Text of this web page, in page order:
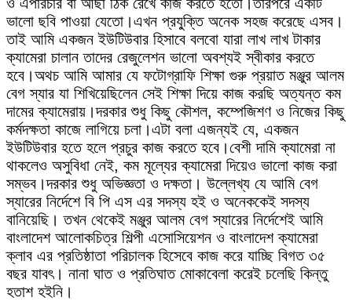
ভালো ছবি পাওয়া যেতো।এখন প্রযু্ক্তি অনেক সহজ করেছে এসব।
তাই আমি একজন ইউটিউবার হিসাবে বলবো যারা লাখ লাখ টাকার
ক্যামেরা চালান তাদের রেজুলেশন ভালো অবশ্যই স্বীকার করতে
হবে।অথচ আমি আমার যে ফটোগ্রাফি শিক্ষা গুরু প্রয়াত মঞ্জুর আলম
বেগ স্যার যা শিখিয়েছিলেন সেই শিক্ষা দিয়ে কাজ করছি অত্যন্ত কম
দামের ক্যামেরায়।দরকার শুধু কিছু কৌশল, কম্পেজিশণ ও নিজের কিছু
কর্মদক্ষতা কাজে লাগিয়ে চলা।এটা বলা এজন্যই যে, একজন
ইউটিউবার হতে হলে প্রচুর কাজ করতে হবে।বেশী দামি ক্যামেরা না
থাকলেও অসুবিধা নেই, কম মূল্যের ক্যামেরা দিয়েও ভালো কাজ করা
সম্ভব।দরকার শুধু অভিজ্ঞতা ও দক্ষতা। উল্লেখ্য যে আমি বেগ
স্যারের নির্দেশে বি পি এস এর সদস্য হই ও অনেককেই সদস্য
বানিয়েছি। তখন থেকেই মঞ্জুর আলম বেগ স্যারের নির্দেশেই আমি
বাংলাদেশ আলোকচিত্র শিল্পী এসোসিয়েশন ও বাংলাদেশ ক্যামেরা
ক্লাব এর প্রতিষ্ঠাতা পরিচালক হিসেবে কাজ করে যাচ্ছি বিগত ৩৫
বছর যাবৎ। নানা ঘাত ও প্রতিঘাত মোকাবেলা করেই চলেছি কিন্তু
হতাশ হইনি।